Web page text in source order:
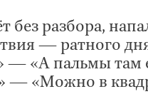
без разбора,
— ратного
— «А пальмы там
— «Можно в